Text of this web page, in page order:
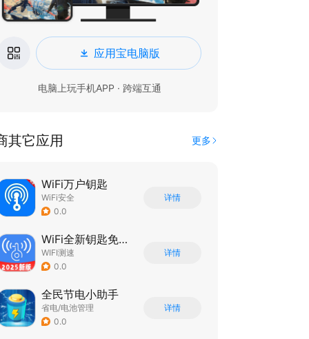
应用宝电脑版
电脑上玩手机APP · 跨端互通
其它应用 更多
WiFi万户钥匙
WiFi安全
0.0
详情
WiFi全新钥匙免费连
WIFI测速
0.0
详情
全民节电小助手
省电/电池管理
0.0
详情